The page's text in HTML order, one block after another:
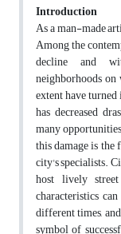
Introduction
As a man-made
Among the
decline and
neighborhoods
extent have
has decreased
many
this damage is
city's specialists.
host lively
characteristics
different times,